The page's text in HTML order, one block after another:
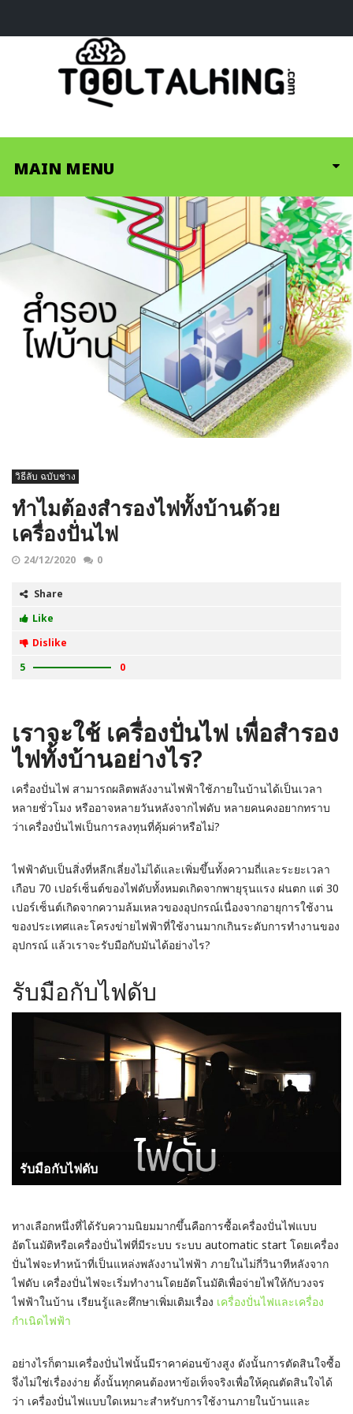
MAIN MENU
วิธีลับ ฉบับช่าง
ทำไมต้องสำรองไฟทั้งบ้านด้วย
เครื่องปั่นไฟ
24/12/2020 0
Share
Like
Dislike
5
0
เราจะใช้ เครื่องปั่นไฟ เพื่อสำรอง
ไฟทั้งบ้านอย่างไร?
เครื่องปั่นไฟ สามารถผลิตพลังงานไฟฟ้าใช้ภายในบ้านได้เป็นเวลา
หลายชั่วโมง หรืออาจหลายวันหลังจากไฟดับ หลายคนคงอยากทราบ
ว่าเครื่องปั่นไฟเป็นการลงทุนที่คุ้มค่าหรือไม่?
ไฟฟ้าดับเป็นสิ่งที่หลีกเลี่ยงไม่ได้และเพิ่มขึ้นทั้งความถี่และระยะเวลา
เกือบ 70 เปอร์เซ็นต์ของไฟดับทั้งหมดเกิดจากพายุรุนแรง ฝนตก แต่ 30
เปอร์เซ็นต์เกิดจากความล้มเหลวของอุปกรณ์เนื่องจากอายุการใช้งาน
ของประเทศและโครงข่ายไฟฟ้าที่ใช้งานมากเกินระดับการทำงานของ
อุปกรณ์ แล้วเราจะรับมือกับมันได้อย่างไร?
รับมือกับไฟดับ
รับมือกับไฟดับ
ทางเลือกหนึ่งที่ได้รับความนิยมมากขึ้นคือการซื้อเครื่องปั่นไฟแบบ
อัตโนมัติหรือเครื่องปั่นไฟที่มีระบบ ระบบ automatic start โดยเครื่อง
ปั่นไฟจะทำหน้าที่เป็นแหล่งพลังงานไฟฟ้า ภายในไม่กี่วินาทีหลังจาก
ไฟดับ เครื่องปั่นไฟจะเริ่มทำงานโดยอัตโนมัติเพื่อจ่ายไฟให้กับวงจร
ไฟฟ้าในบ้าน เรียนรู้และศึกษาเพิ่มเติมเรื่อง เครื่องปั่นไฟและเครื่อง
กำเนิดไฟฟ้า
อย่างไรก็ตามเครื่องปั่นไฟนั้นมีราคาค่อนข้างสูง ดังนั้นการตัดสินใจซื้อ
จึ่งไม่ใช่เรื่องง่าย ดั้งนั้นทุกคนต้องหาข้อเท็จจริงเพื่อให้คุณตัดสินใจได้
ว่า เครื่องปั่นไฟแบบใดเหมาะสำหรับการใช้งานภายในบ้านและ